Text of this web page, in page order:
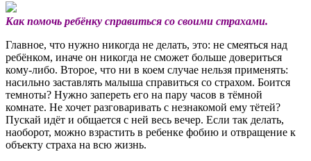
Как помочь ребёнку справиться со своими страхами.
Главное, что нужно никогда не делать, это: не смеяться над
ребёнком, иначе он никогда не сможет больше довериться
кому-либо. Второе, что ни в коем случае нельзя применять:
насильно заставлять малыша справиться со страхом. Боится
темноты? Нужно запереть его на пару часов в тёмной
комнате. Не хочет разговаривать с незнакомой ему тётей?
Пускай идёт и общается с ней весь вечер. Если так делать,
наоборот, можно взрастить в ребенке фобию и отвращение к
объекту страха на всю жизнь.